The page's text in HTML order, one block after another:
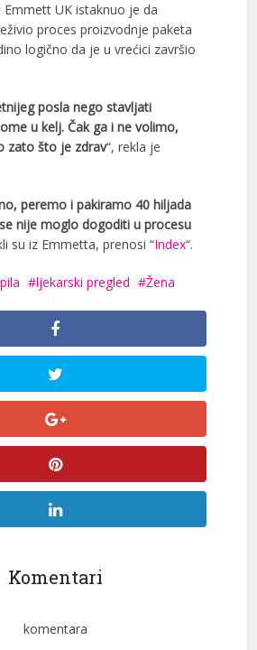
UK istaknuo je da
proces proizvodnje paketa
logično da je u vrećici završio
posla nego stavljati
u kelj. Čak ga i ne volimo,
zato što je zdrav“, rekla je
peremo i pakiramo 40 hiljada
nije moglo dogoditi u procesu
su iz Emmetta, prenosi “Index“.
ljekarski pregled Žena
Komentari
komentara